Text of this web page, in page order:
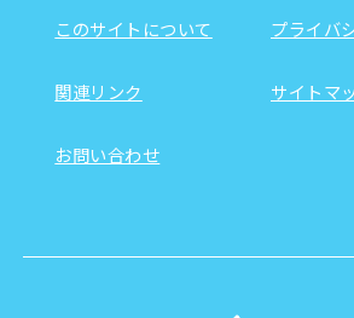
このサイトについて プライバ
関連リンク サイトマ
お問い合わせ